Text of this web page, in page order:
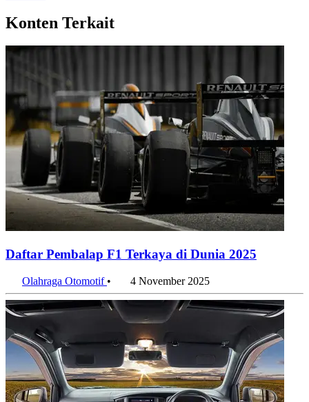
Konten Terkait
Daftar Pembalap F1 Terkaya di Dunia 2025
Olahraga Otomotif • 4 November 2025